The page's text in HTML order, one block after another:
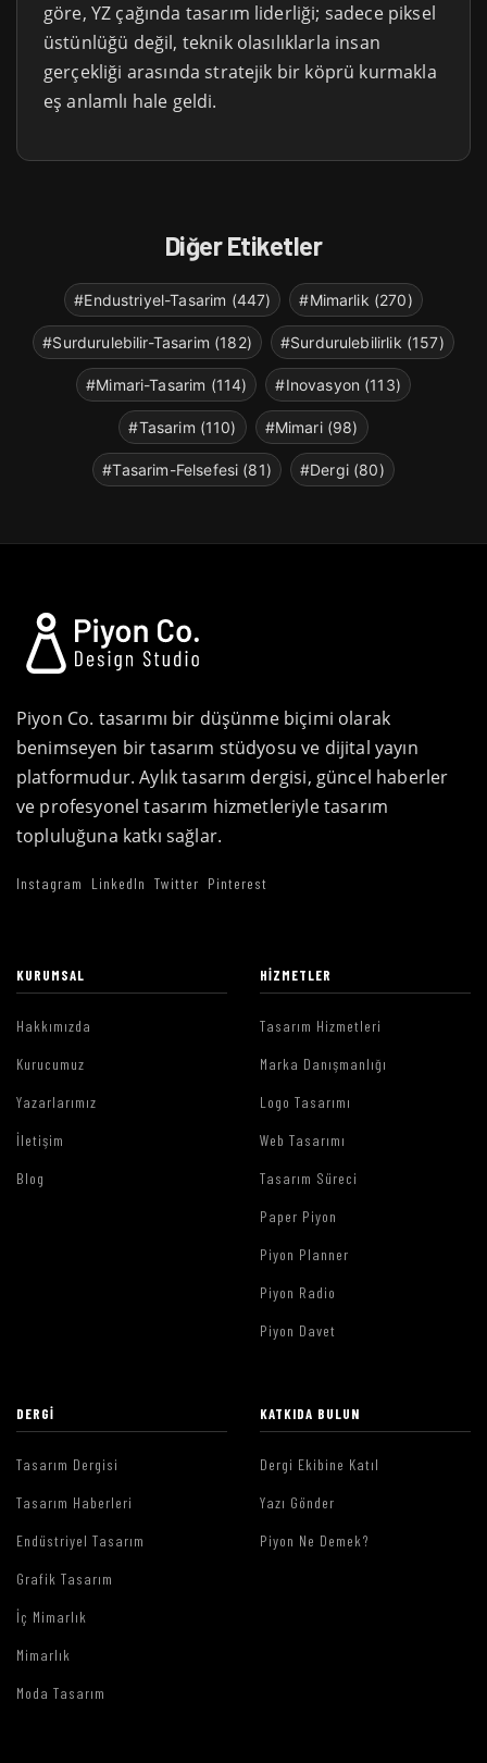
göre, YZ çağında tasarım liderliği; sadece piksel
üstünlüğü değil, teknik olasılıklarla insan
gerçekliği arasında stratejik bir köprü kurmakla
eş anlamlı hale geldi.
Diğer Etiketler
#Endustriyel-Tasarim (447) #Mimarlik (270)
#Surdurulebilir-Tasarim (182) #Surdurulebilirlik (157)
#Mimari-Tasarim (114) #Inovasyon (113)
#Tasarim (110) #Mimari (98)
#Tasarim-Felsefesi (81) #Dergi (80)
Piyon Co. tasarımı bir düşünme biçimi olarak
benimseyen bir tasarım stüdyosu ve dijital yayın
platformudur. Aylık tasarım dergisi, güncel haberler
ve profesyonel tasarım hizmetleriyle tasarım
topluluğuna katkı sağlar.
Instagram LinkedIn Twitter Pinterest
KURUMSAL
Hakkımızda
Kurucumuz
Yazarlarımız
İletişim
Blog
HIZMETLER
Tasarım Hizmetleri
Marka Danışmanlığı
Logo Tasarımı
Web Tasarımı
Tasarım Süreci
Paper Piyon
Piyon Planner
Piyon Radio
Piyon Davet
DERGI
Tasarım Dergisi
Tasarım Haberleri
Endüstriyel Tasarım
Grafik Tasarım
İç Mimarlık
Mimarlık
Moda Tasarım
KATKIDA BULUN
Dergi Ekibine Katıl
Yazı Gönder
Piyon Ne Demek?